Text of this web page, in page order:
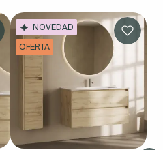
NOVEDAD
OFERTA